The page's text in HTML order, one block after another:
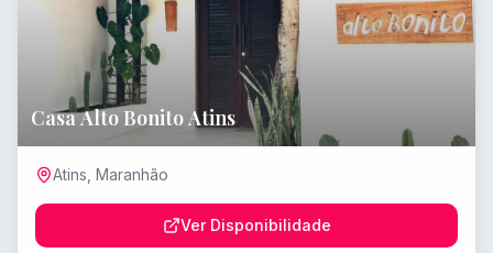
Casa Alto Bonito Atins
Atins Maranhão
Ver Disponibilidade